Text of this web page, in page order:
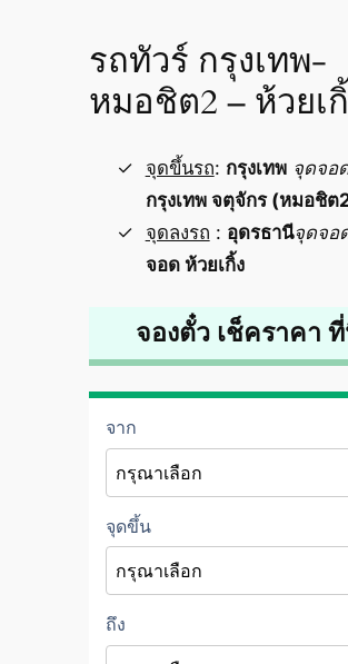
รถทัวร์ กรุงเทพ-
หมอชิต2 – ห้วยเ
จุดขึ้นรถ: กรุงเทพ จุดจอ
กรุงเทพ จตุจักร (หมอชิต
จุดลงรถ : อุดรธานีจุดจอ
จอด ห้วยเกิ้ง
จองตั๋ว เช็คราคา